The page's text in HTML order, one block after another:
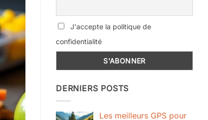
J'accepte la politique de
confidentialité
DERNIERS POSTS
Les meilleurs GPS pour